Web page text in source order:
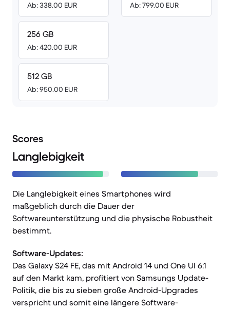
Ab: 338.00 EUR
256 GB
Ab: 420.00 EUR
512 GB
Ab: 950.00 EUR
Ab: 799.00 EUR
Scores
Langlebigkeit
Die Langlebigkeit eines Smartphones wird
maßgeblich durch die Dauer der
Softwareunterstützung und die physische Robustheit
bestimmt.
Software-Updates:
Das Galaxy S24 FE, das mit Android 14 und One UI 6.1
auf den Markt kam, profitiert von Samsungs Update-
Politik, die bis zu sieben große Android-Upgrades
verspricht und somit eine längere Software-